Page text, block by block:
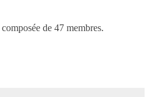
composée de 47 membres.